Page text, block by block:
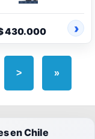
430.000
> »
en Chile